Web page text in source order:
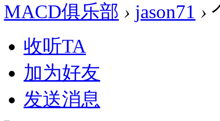
MACD俱乐部 › jason71 ›
收听TA
加为好友
发送消息